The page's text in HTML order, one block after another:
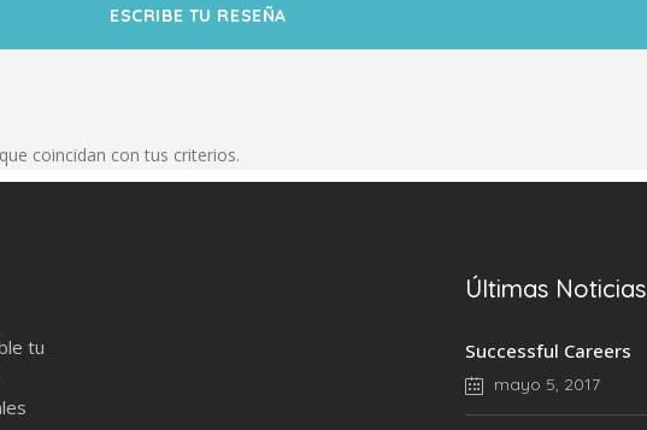
ESCRIBE TU RESEÑA
coincidan con tus criterios.
tu
Últimas Noticias
Successful Careers
mayo 5, 2017